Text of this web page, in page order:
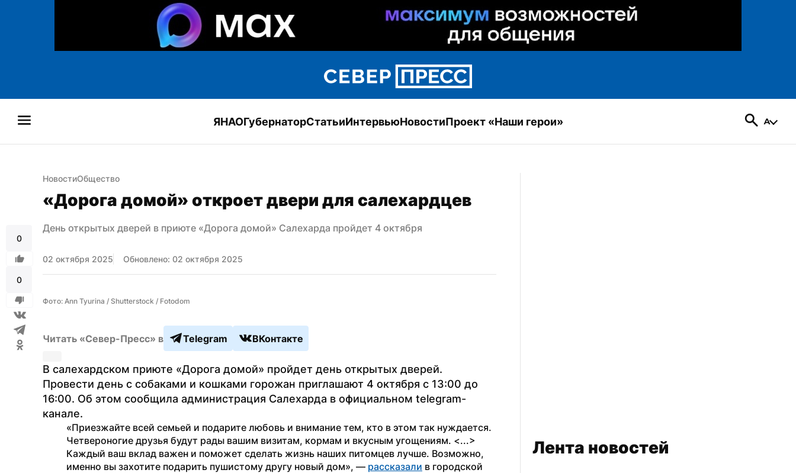
ЯНАОГубернаторСтатьиИнтервьюНовостиПроект «Наши герои»
0
0
НовостиОбщество
«Дорога домой» откроет двери для салехардцев
День открытых дверей в приюте «Дорога домой» Салехарда пройдет 4 октября
02 октября 2025 Обновлено: 02 октября 2025
Фото: Ann Tyurina / Shutterstock / Fotodom
Читать «Север-Пресс» в Telegram ВКонтакте
В салехардском приюте «Дорога домой» пройдет день открытых дверей.
Провести день с собаками и кошками горожан приглашают 4 октября с 13:00 до
16:00. Об этом сообщила администрация Салехарда в официальном telegram-
канале.
«Приезжайте всей семьей и подарите любовь и внимание тем, кто в этом так нуждается.
Четвероногие друзья будут рады вашим визитам, кормам и вкусным угощениям. <...>
Каждый ваш вклад важен и поможет сделать жизнь наших питомцев лучше. Возможно,
именно вы захотите подарить пушистому другу новый дом», — рассказали в городской
Лента новостей